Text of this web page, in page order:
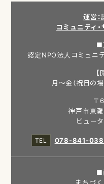
運営
コミュニティ
■
認定NPO法人コミュニ
月～金（祝日の
〒
神戸市東
ビュー
078-841-
■